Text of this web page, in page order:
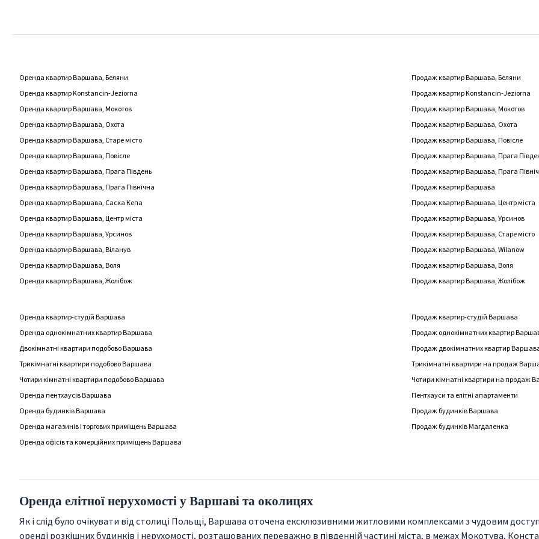
Оренда квартир Варшава, Беляни
Оренда квартир Konstancin-Jeziorna
Оренда квартир Варшава, Мокотов
Оренда квартир Варшава, Охота
Оренда квартир Варшава, Старе місто
Оренда квартир Варшава, Повісле
Оренда квартир Варшава, Прага Південь
Оренда квартир Варшава, Прага Північна
Оренда квартир Варшава, Саска Кепа
Оренда квартир Варшава, Центр міста
Оренда квартир Варшава, Урсинов
Оренда квартир Варшава, Віланув
Оренда квартир Варшава, Воля
Оренда квартир Варшава, Жолібож
Продаж квартир Варшава, Беляни
Продаж квартир Konstancin-Jeziorna
Продаж квартир Варшава, Мокотов
Продаж квартир Варшава, Охота
Продаж квартир Варшава, Повісле
Продаж квартир Варшава, Прага
Продаж квартир Варшава, Прага
Продаж квартир Варшава
Продаж квартир Варшава, Центр міста
Продаж квартир Варшава, Урсинов
Продаж квартир Варшава, Старе місто
Продаж квартир Варшава, Wilanow
Продаж квартир Варшава, Воля
Продаж квартир Варшава, Жолібож
Оренда квартир-студій Варшава
Оренда однокімнатних квартир Варшава
Двокімнатні квартири подобово Варшава
Трикімнатні квартири подобово Варшава
Чотири кімнатні квартири подобово Варшава
Оренда пентхаусів Варшава
Оренда будинків Варшава
Оренда магазинів і торгових приміщень Варшава
Оренда офісів та комерційних приміщень Варшава
Продаж квартир-студій Варшава
Продаж однокімнатних квартир
Продаж двокімнатних квартир
Трикімнатні квартири на продаж
Чотири кімнатні квартири на продаж
Пентхауси та елітні апартаменти
Продаж будинків Варшава
Продаж будинків Магдаленка
Оренда елітної нерухомості у Варшаві та околицях
Як і слід було очікувати від столиці Польщі, Варшава оточена ексклюзивними житловими комплексами з чудовим
оренді розкішних будинків і нерухомості, розташованих переважно в південній частині міста, в межах Мокотува,